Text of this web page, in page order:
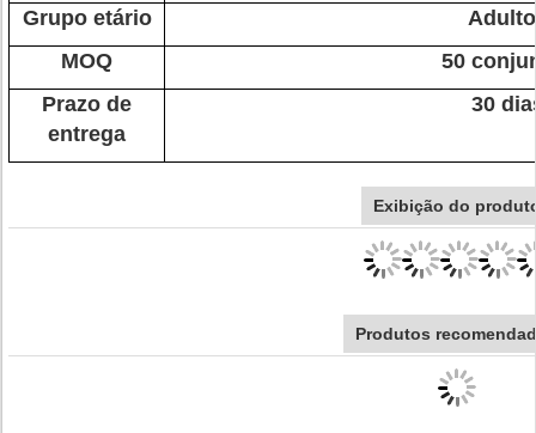
Grupo etário
MOQ
50
Prazo de
entrega
30
Exibição do
Produtos